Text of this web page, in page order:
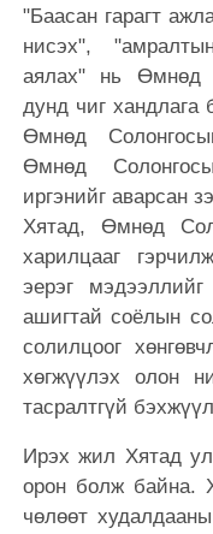
"Баасан гарагт
нисэх",
аялах" нь Өмнөд
дунд чиг хандлага
Өмнөд
Өмнөд
иргэнийг аварсан
Хятад, Өмнөд
харилцааг
эерэг
ашигтай соёлын
солилцоог
хөгжүүлэх олон
тасралтгүй
Ирэх жил Хятад
орон болж байна.
чөлөөт